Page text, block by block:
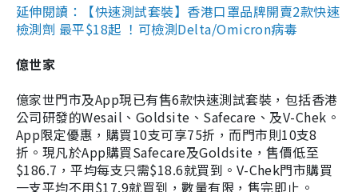
延伸閱讀：【快速測試套裝】香港口罩品牌開賣2款快速
檢測劑 最平$18起 ！可檢測Delta/Omicron病毒
億世家
億家世門市及App現已有售6款快速測試套裝，包括香港
公司研發的Wesail、Goldsite、Safecare、及V-Chek。
App限定優惠，購買10支可享75折，而門市則10支8
折。現凡於App購買Safecare及Goldsite，售價低至
$186.7，平均每支只需$18.6就買到。V-Chek門市購買
一支平均不用$17.9就買到，數量有限，售完即止。